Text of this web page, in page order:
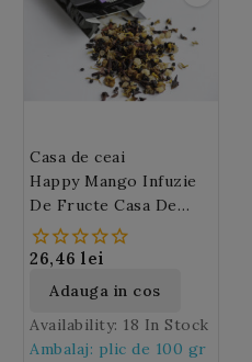
5-8 minute. In mod
traditional se bea cu
lapte si zahar sau
Casa de ceai
Happy Mango Infuzie
De Fructe Casa De
Ceai (M78)
26,46 lei
Adauga in cos
Availability: 18 In Stock
Ambalaj: plic de 100 gr